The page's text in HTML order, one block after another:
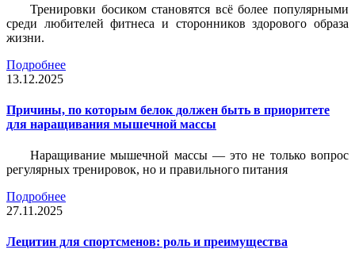
Тренировки босиком становятся всё более популярными
среди любителей фитнеса и сторонников здорового образа
жизни.
Подробнее
13.12.2025
Причины, по которым белок должен быть в приоритете
для наращивания мышечной массы
Наращивание мышечной массы — это не только вопрос
регулярных тренировок, но и правильного питания
Подробнее
27.11.2025
Лецитин для спортсменов: роль и преимущества